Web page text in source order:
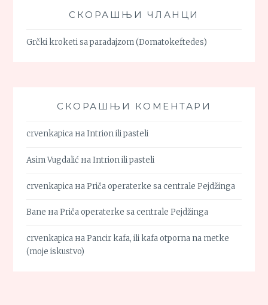
СКОРАШЊИ ЧЛАНЦИ
Grčki kroketi sa paradajzom (Domatokeftedes)
СКОРАШЊИ КОМЕНТАРИ
crvenkapica наIntrion ili pasteli
Asim Vugdalić наIntrion ili pasteli
crvenkapica наPriča operaterke sa centrale Pejdžinga
Bane наPriča operaterke sa centrale Pejdžinga
crvenkapica наPancir kafa, ili kafa otporna na metke
(moje iskustvo)